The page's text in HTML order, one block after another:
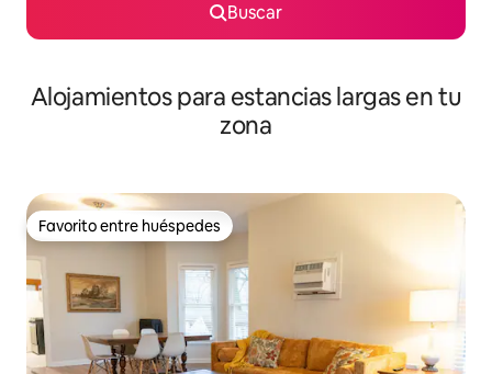
Buscar
Alojamientos para estancias largas en tu
zona
Favorito entre huéspedes
Favorito entre huéspedes